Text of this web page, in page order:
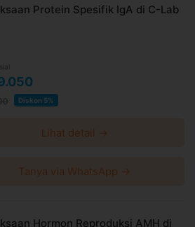
Protein Spesifik IgA di C-Lab
Diskon 5%
Lihat detail →
Tanya via WhatsApp →
Hormon Reproduksi AMH di